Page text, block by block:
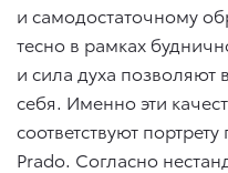
и самодостаточному
тесно в рамках
и сила духа позволяют
себя. Именно эти
соответствуют
Prado. Согласно